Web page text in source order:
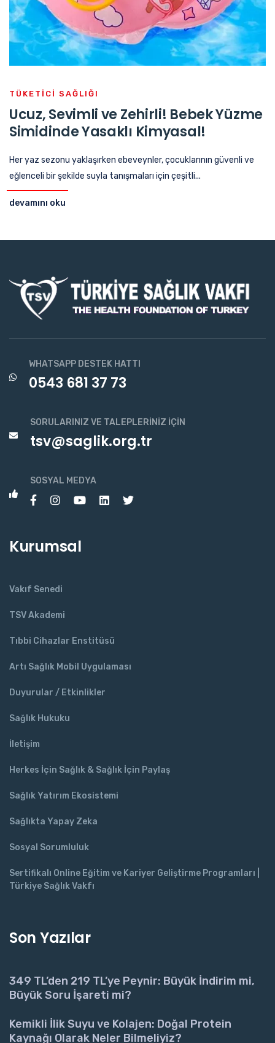
TÜKETICI SAĞLIĞI
Ucuz, Sevimli ve Zehirli! Bebek Yüzme
Simidinde Yasaklı Kimyasal!
Her yaz sezonu yaklaşırken ebeveynler, çocuklarının güvenli ve
eğlenceli bir şekilde suyla tanışmaları için çeşitli...
devamını oku
WHATSAPP DESTEK HATTI
0543 681 37 73
SORULARINIZ VE TALEPLERINIZ İÇIN
tsv@saglik.org.tr
SOSYAL MEDYA
Kurumsal
Vakıf Senedi
TSV Akademi
Tıbbi Cihazlar Enstitüsü
Artı Sağlık Mobil Uygulaması
Duyurular / Etkinlikler
Sağlık Hukuku
İletişim
Herkes İçin Sağlık & Sağlık İçin Paylaş
Sağlık Yatırım Ekosistemi
Sağlıkta Yapay Zeka
Sosyal Sorumluluk
Sertifikalı Online Eğitim ve Kariyer Geliştirme Programları |
Türkiye Sağlık Vakfı
Son Yazılar
349 TL’den 219 TL’ye Peynir: Büyük İndirim mi,
Büyük Soru İşareti mi?
Kemikli İlik Suyu ve Kolajen: Doğal Protein
Kaynağı Olarak Neler Bilmeliyiz?